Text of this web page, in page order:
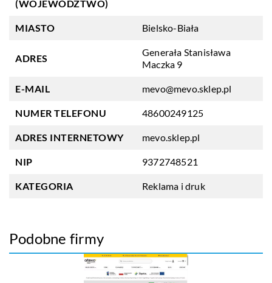
(WOJEWÓDZTWO)
MIASTO Bielsko-Biała
ADRES
Generała Stanisława
Maczka 9
E-MAIL mevo@mevo.sklep.pl
NUMER TELEFONU 48600249125
ADRES INTERNETOWY mevo.sklep.pl
NIP 9372748521
KATEGORIA Reklama i druk
Podobne firmy